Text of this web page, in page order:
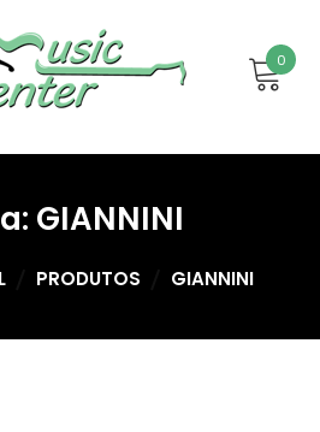
0
GIANNINI
PRODUTOS GIANNINI